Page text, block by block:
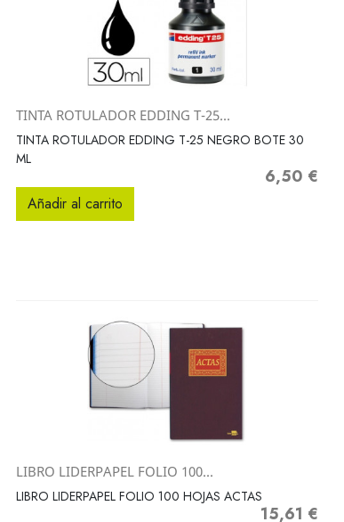
Vista rápida
TINTA ROTULADOR EDDING T-25...
TINTA ROTULADOR EDDING T-25 NEGRO BOTE 30
ML
Precio
6,50 €
Añadir al carrito
 Vista rápida
LIBRO LIDERPAPEL FOLIO 100...
LIBRO LIDERPAPEL FOLIO 100 HOJAS ACTAS
Precio
15,61 €